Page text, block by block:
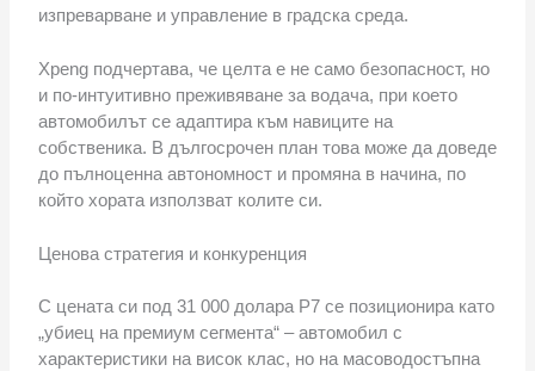
изпреварване и управление в градска среда.
Xpeng подчертава, че целта е не само безопасност, но
и по-интуитивно преживяване за водача, при което
автомобилът се адаптира към навиците на
собственика. В дългосрочен план това може да доведе
до пълноценна автономност и промяна в начина, по
който хората използват колите си.
Ценова стратегия и конкуренция
С цената си под 31 000 долара P7 се позиционира като
„убиец на премиум сегмента“ – автомобил с
характеристики на висок клас, но на масоводостъпна